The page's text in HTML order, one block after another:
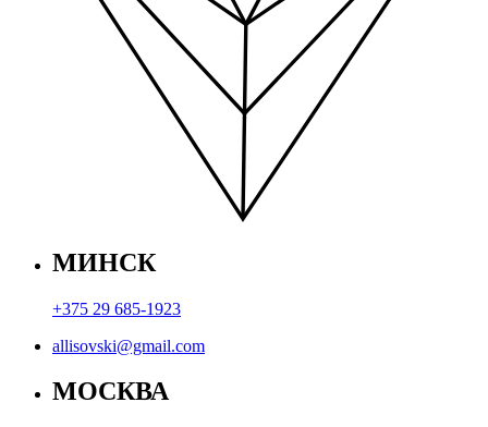
МИНСК
+375 29 685-1923
allisovski@gmail.com
МОСКВА